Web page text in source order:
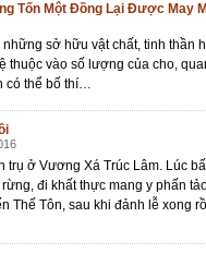
Tốn Một Đồng Lại Được May
sở hữu vật chất, tinh thần
thuộc vào số lượng của cho,
có thể bố thí…
trụ ở Vương Xá Trúc Lâm. Lúc
đi khất thực mang y phấn
Thế Tôn, sau khi đảnh lễ xong